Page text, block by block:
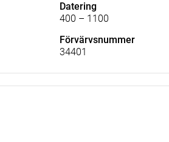
Datering
400 – 1100
Förvärvsnummer
34401